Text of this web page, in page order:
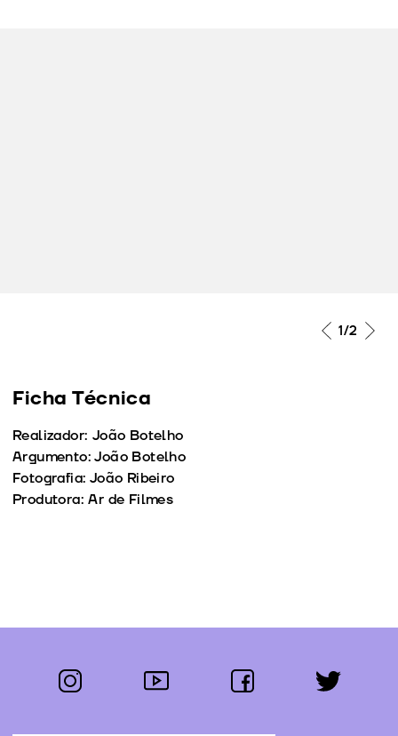
1/2
Ficha Técnica
Realizador: João Botelho
Argumento: João Botelho
Fotografia: João Ribeiro
Produtora: Ar de Filmes
Segue-nos:
instagram youtube facebook twitter